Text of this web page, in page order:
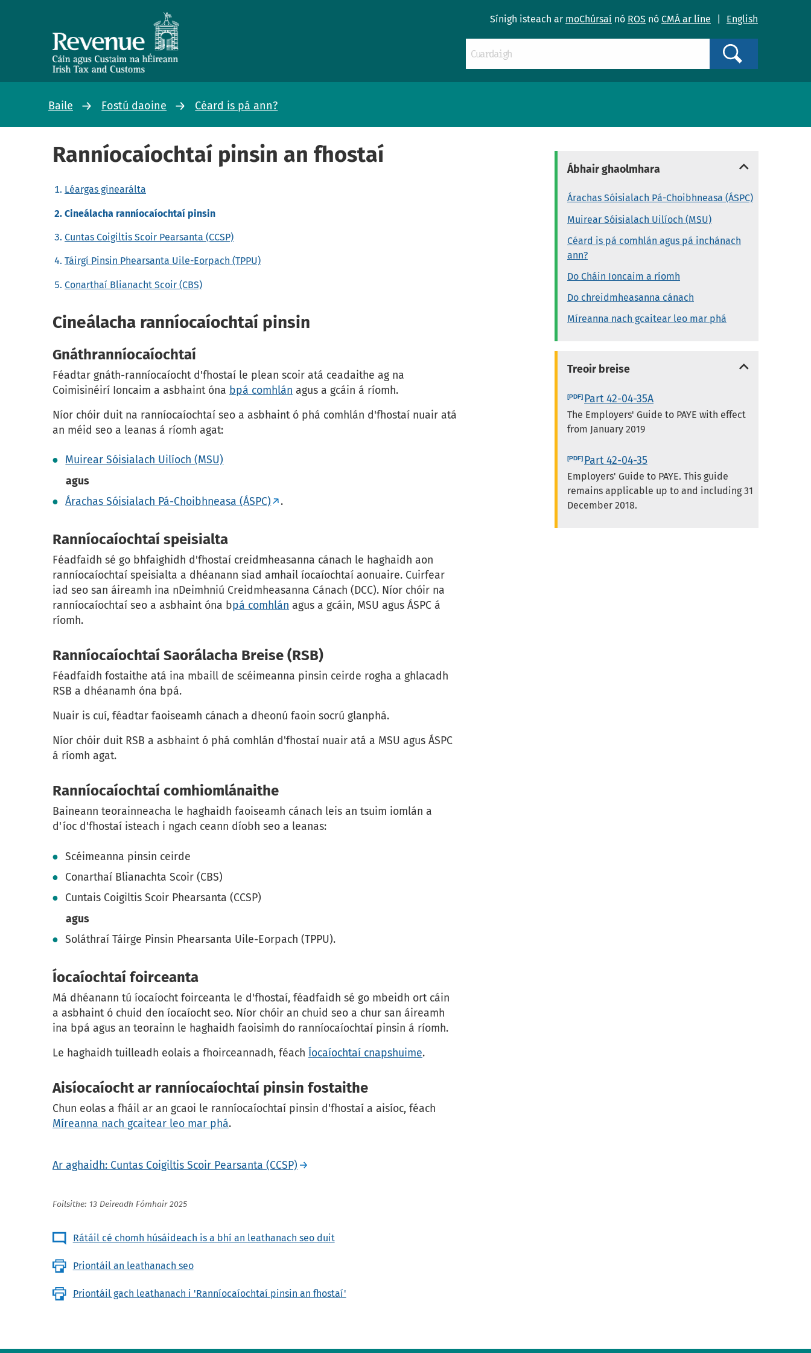
Sínigh isteach ar moChúrsaí nó ROS nó CMÁ ar líne English
Baile Fostú daoine Céard is pá ann?
Ranníocaíochtaí pinsin an fhostaí
Léargas ginearálta
Cineálacha ranníocaíochtaí pinsin
Cuntas Coigiltis Scoir Pearsanta (CCSP)
Táirgí Pinsin Phearsanta Uile-Eorpach (TPPU)
Conarthaí Blianacht Scoir (CBS)
Cineálacha ranníocaíochtaí pinsin
Gnáthranníocaíochtaí
Féadtar gnáth-ranníocaíocht d'fhostaí le plean scoir atá ceadaithe ag na
Coimisinéirí Ioncaim a asbhaint óna bpá comhlán agus a gcáin á ríomh.
Níor chóir duit na ranníocaíochtaí seo a asbhaint ó phá comhlán d'fhostaí nuair atá
an méid seo a leanas á ríomh agat:
Muirear Sóisialach Uilíoch (MSU)
agus
Árachas Sóisialach Pá-Choibhneasa (ÁSPC)
.
Ranníocaíochtaí speisialta
Féadfaidh sé go bhfaighidh d'fhostaí creidmheasanna cánach le haghaidh aon
ranníocaíochtaí speisialta a dhéanann siad amhail íocaíochtaí aonuaire. Cuirfear
iad seo san áireamh ina nDeimhniú Creidmheasanna Cánach (DCC). Níor chóir na
ranníocaíochtaí seo a asbhaint óna bpá comhlán agus a gcáin, MSU agus ÁSPC á
ríomh.
Ranníocaíochtaí Saorálacha Breise (RSB)
Féadfaidh fostaithe atá ina mbaill de scéimeanna pinsin ceirde rogha a ghlacadh
RSB a dhéanamh óna bpá.
Nuair is cuí, féadtar faoiseamh cánach a dheonú faoin socrú glanphá.
Níor chóir duit RSB a asbhaint ó phá comhlán d'fhostaí nuair atá a MSU agus ÁSPC
á ríomh agat.
Ranníocaíochtaí comhiomlánaithe
Baineann teorainneacha le haghaidh faoiseamh cánach leis an tsuim iomlán a
d'íoc d'fhostaí isteach i ngach ceann díobh seo a leanas:
Scéimeanna pinsin ceirde
Conarthaí Blianachta Scoir (CBS)
Cuntais Coigiltis Scoir Phearsanta (CCSP)
agus
Soláthraí Táirge Pinsin Phearsanta Uile-Eorpach (TPPU).
Íocaíochtaí foirceanta
Má dhéanann tú íocaíocht foirceanta le d'fhostaí, féadfaidh sé go mbeidh ort cáin
a asbhaint ó chuid den íocaíocht seo. Níor chóir an chuid seo a chur san áireamh
ina bpá agus an teorainn le haghaidh faoisimh do ranníocaíochtaí pinsin á ríomh.
Le haghaidh tuilleadh eolais a fhoirceannadh, féach Íocaíochtaí cnapshuime.
Aisíocaíocht ar ranníocaíochtaí pinsin fostaithe
Chun eolas a fháil ar an gcaoi le ranníocaíochtaí pinsin d'fhostaí a aisíoc, féach
Míreanna nach gcaitear leo mar phá.
Ar aghaidh: Cuntas Coigiltis Scoir Pearsanta (CCSP)
Foilsithe: 13 Deireadh Fómhair 2025
Rátáil cé chomh húsáideach is a bhí an leathanach seo duit
Priontáil an leathanach seo
Priontáil gach leathanach i 'Ranníocaíochtaí pinsin an fhostaí'
Ábhair ghaolmhara
Árachas Sóisialach Pá-Choibhneasa (ÁSPC)
Muirear Sóisialach Uilíoch (MSU)
Céard is pá comhlán agus pá inchánach
ann?
Do Cháin Ioncaim a ríomh
Do chreidmheasanna cánach
Míreanna nach gcaitear leo mar phá
Treoir breise
Part 42-04-35A
The Employers' Guide to PAYE with effect
from January 2019
Part 42-04-35
Employers' Guide to PAYE. This guide
remains applicable up to and including 31
December 2018.